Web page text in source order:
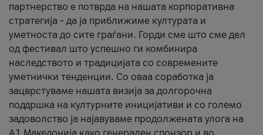
партнерство е потврда на нашата корпоративна
стратегија – да ја приближиме културата и
уметноста до сите граѓани. Горди сме што сме дел
од фестивал што успешно ги комбинира
наследството и традицијата со современите
уметнички тенденции. Со оваа соработка ја
зацврстуваме нашата визија за долгорочна
поддршка на културните иницијативи и со големо
задоволство ја најавуваме продолжената улога на
A1 Македонија како генерален спонзор и во